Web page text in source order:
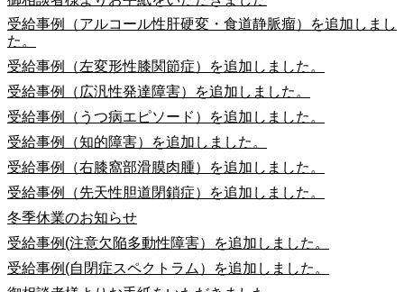
受給事例（アルコール性肝硬変・食道静脈瘤）を追加しまし
た。
受給事例（左変形性膝関節症）を追加しました。
受給事例（広汎性発達障害）を追加しました。
受給事例（うつ病エピソード）を追加しました。
受給事例（知的障害）を追加しました。
受給事例（右膝窩部滑膜肉腫）を追加しました。
受給事例（先天性胆道閉鎖症）を追加しました。
冬季休業のお知らせ
受給事例(注意欠陥多動性障害）を追加しました。
受給事例(自閉症スペクトラム）を追加しました。